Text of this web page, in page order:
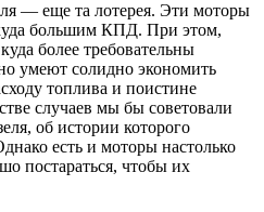
— еще та лотерея. Эти моторы
большим КПД. При этом,
более требовательны
умеют солидно экономить
топлива и поистине
случаев мы бы советовали
об истории которого
есть и моторы настолько
постараться, чтобы их